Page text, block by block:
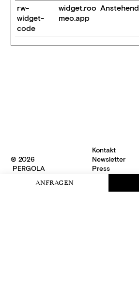
ANFRAGEN
rw-
widget-
code
widget.roo
meo.app
Anstehend
® 2026
PERGOLA
Kontakt
Newsletter
Press